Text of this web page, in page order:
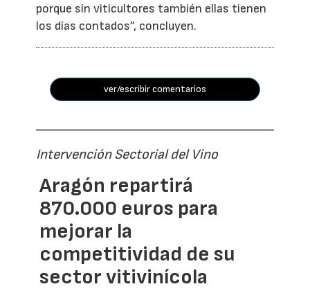
porque sin viticultores también ellas tienen
los días contados”, concluyen.
ver/escribir comentarios
Intervención Sectorial del Vino
Aragón repartirá
870.000 euros para
mejorar la
competitividad de su
sector vitivinícola